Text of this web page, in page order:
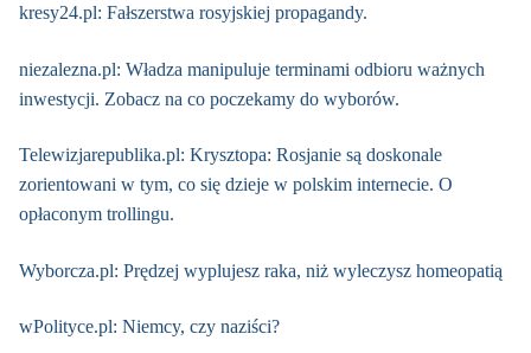
kresy24.pl: Fałszerstwa rosyjskiej propagandy.
niezalezna.pl: Władza manipuluje terminami odbioru ważnych
inwestycji. Zobacz na co poczekamy do wyborów.
Telewizjarepublika.pl: Krysztopa: Rosjanie są doskonale
zorientowani w tym, co się dzieje w polskim internecie. O
opłaconym trollingu.
Wyborcza.pl: Prędzej wyplujesz raka, niż wyleczysz homeopatią
wPolityce.pl: Niemcy, czy naziści?